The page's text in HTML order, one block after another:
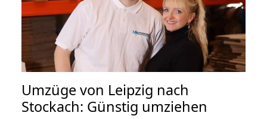
Umzüge von Leipzig nach
Stockach: Günstig umziehen